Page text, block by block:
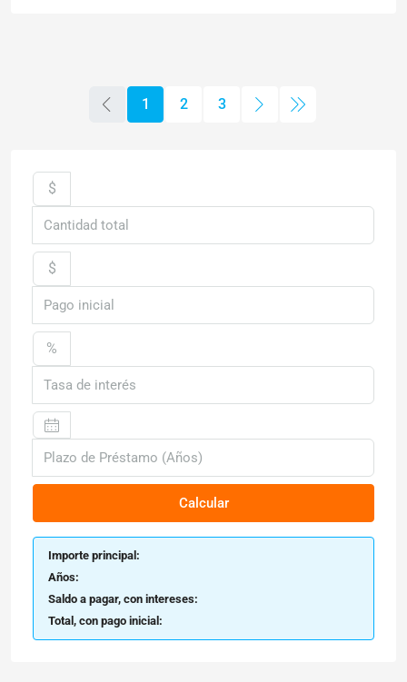
1 2 3
$
$
%
Calcular
Importe principal:
Años:
Saldo a pagar, con intereses:
Total, con pago inicial: